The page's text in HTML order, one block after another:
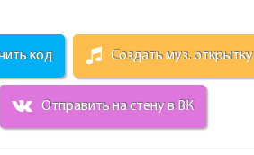
код Создать муз. открытку
Отправить на стену в ВК